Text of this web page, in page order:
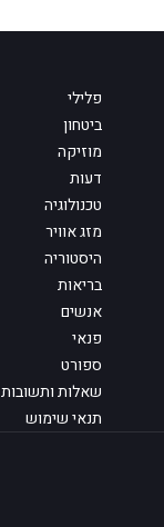
פלילי
ביטחון
מוזיקה
דעות
טכנולוגיה
מזג אוויר
היסטוריה
בריאות
אנשים
פנאי
ספורט
שאלות ותשובות
תנאי שימוש